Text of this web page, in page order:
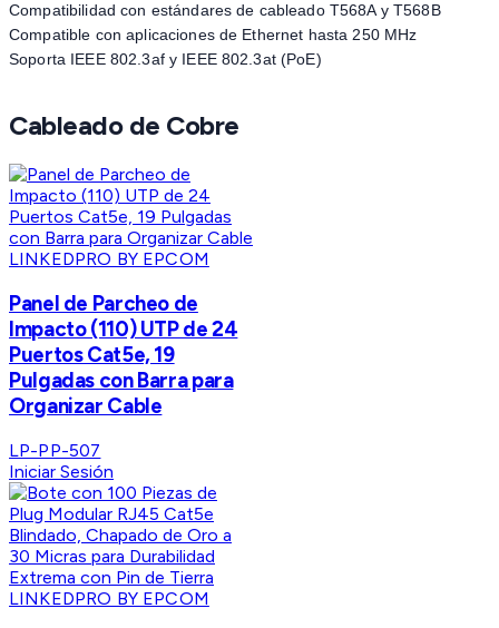
Compatibilidad con estándares de cableado T568A y T568B
Compatible con aplicaciones de Ethernet hasta 250 MHz
Soporta IEEE 802.3af y IEEE 802.3at (PoE)
Cableado de Cobre
LINKEDPRO BY EPCOM
Panel de Parcheo de
Impacto (110) UTP de 24
Puertos Cat5e, 19
Pulgadas con Barra para
Organizar Cable
LP-PP-507
Iniciar Sesión
LINKEDPRO BY EPCOM